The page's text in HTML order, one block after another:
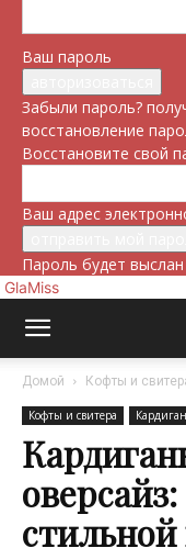
Ваш пароль
Забыли пароль?
восстановление
Восстановите свой
Ваш адрес
Пароль будет
GlaMiss
Домой Кофты и
Кофты и свитера